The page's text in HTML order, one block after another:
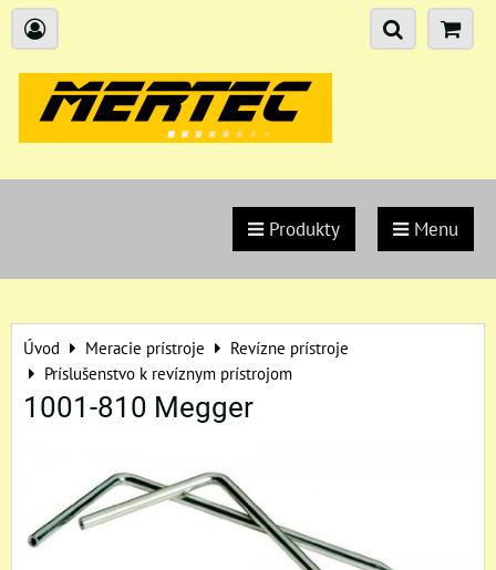
Produkty Menu
Úvod Meracie prístroje
Revízne prístroje
Príslušenstvo k revíznym prístrojom
1001-810 Megger